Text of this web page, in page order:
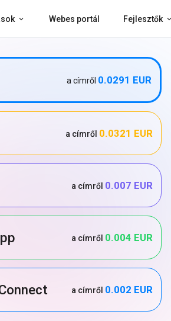
Webes portál Fejlesztők
a címről 0.0291 EUR
a címről 0.0321 EUR
a címről 0.007 EUR
a címről 0.004 EUR
a címről 0.002 EUR